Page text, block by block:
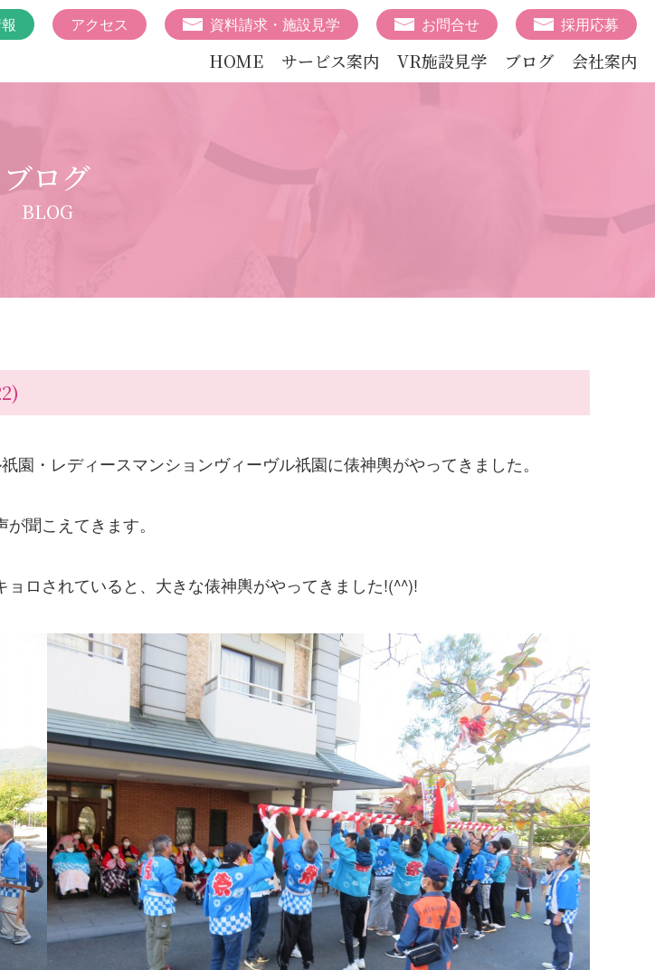
HOME サービス案内 VR施設見学 ブログ 会社案内
アクセス 資料請求・施設見学 お問合せ 採用応募
ブログ
BLOG
・レディースマンションヴィーヴル祇園に俵神輿がやってきました。
聞こえてきます。
ロされていると、大きな俵神輿がやってきました!(^^)!